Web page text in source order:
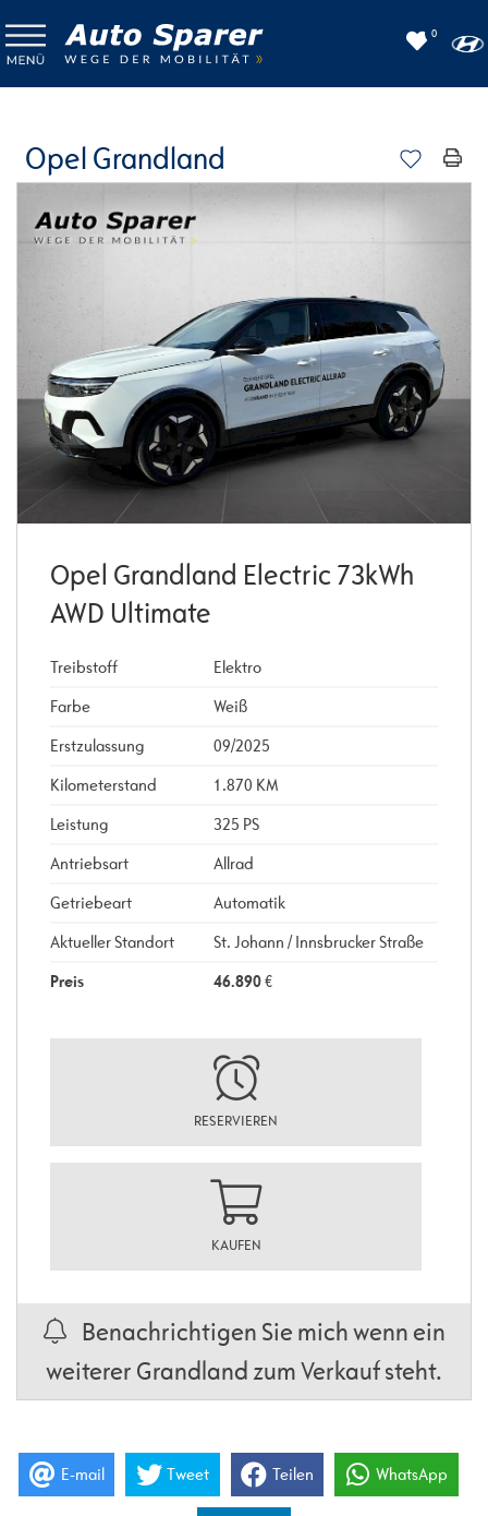
0
Opel Grandland
Opel Grandland Electric 73kWh
AWD Ultimate
Treibstoff
Elektro
Farbe
Weiß
Erstzulassung
09/2025
Kilometerstand
1.870 KM
Leistung
325 PS
Antriebsart
Allrad
Getriebeart
Automatik
Aktueller Standort
St. Johann / Innsbrucker Straße
Preis
46.890€
RESERVIEREN
KAUFEN
Benachrichtigen Sie mich wenn ein
weiterer Grandland zum Verkauf steht.
E-mail Tweet Teilen WhatsApp